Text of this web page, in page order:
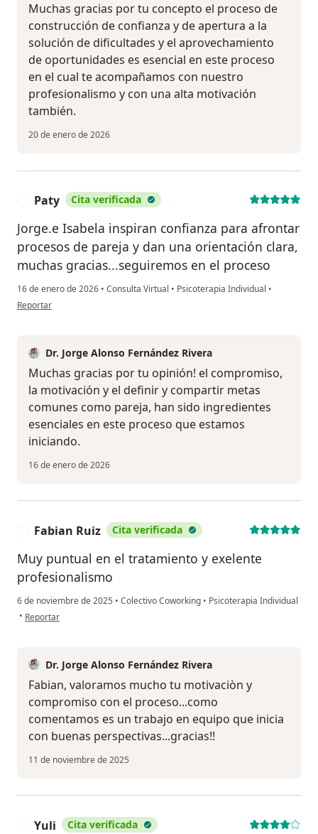
Muchas gracias por tu concepto el proceso de
construcción de confianza y de apertura a la
solución de dificultades y el aprovechamiento
de oportunidades es esencial en este proceso
en el cual te acompañamos con nuestro
profesionalismo y con una alta motivación
también.
20 de enero de 2026
Paty Cita verificada
Jorge.e Isabela inspiran confianza para afrontar
procesos de pareja y dan una orientación clara,
muchas gracias...seguiremos en el proceso
16 de enero de 2026 • Consulta Virtual • Psicoterapia Individual •
en opinión del usuario Paty
Reportar
Dr. Jorge Alonso Fernández Rivera
Muchas gracias por tu opinión! el compromiso,
la motivación y el definir y compartir metas
comunes como pareja, han sido ingredientes
esenciales en este proceso que estamos
iniciando.
16 de enero de 2026
Fabian Ruiz Cita verificada
Muy puntual en el tratamiento y exelente
profesionalismo
6 de noviembre de 2025 • Colectivo Coworking • Psicoterapia Individual
• en opinión del usuario Fabian Ruiz
Reportar
Dr. Jorge Alonso Fernández Rivera
Fabian, valoramos mucho tu motivaciòn y
compromiso con el proceso...como
comentamos es un trabajo en equipo que inicia
con buenas perspectivas...gracias!!
11 de noviembre de 2025
Yuli Cita verificada